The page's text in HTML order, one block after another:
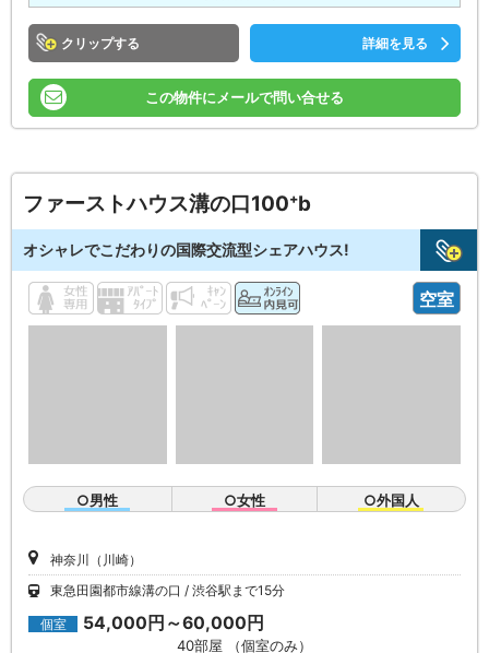
クリップ 詳細を見る
この物件にメールで問い合せる
ファーストハウス溝の口100⁺b
オシャレでこだわりの国際交流型シェアハウス!
空室
○男性 ○女性 ○外国人
神奈川（川崎）
東急田園都市線溝の口
渋谷駅まで15分
個室 54,000円～60,000円
40部屋 （個室のみ）